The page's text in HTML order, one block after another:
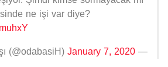
ne işi var diye?
— Harun Odabaşı (@odabasiH)
January 7, 2020